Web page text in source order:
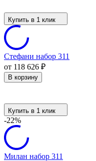
Купить в 1 клик
Стефани набор 311
от 118 626 ₽
В корзину
Купить в 1 клик
-22%
Милан набор 311